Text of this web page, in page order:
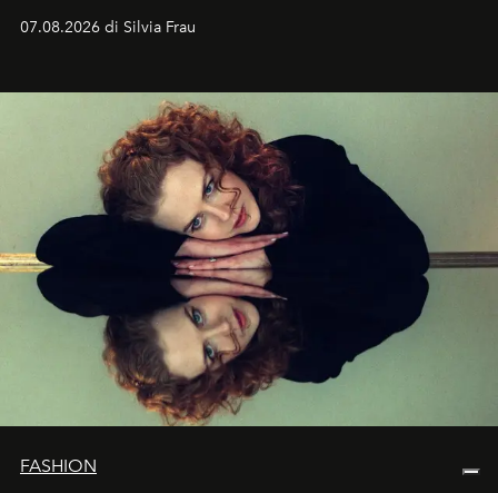
cognizione del tempo. Ma con quadranti così
07.08.2026 di Silvia Frau
FASHION